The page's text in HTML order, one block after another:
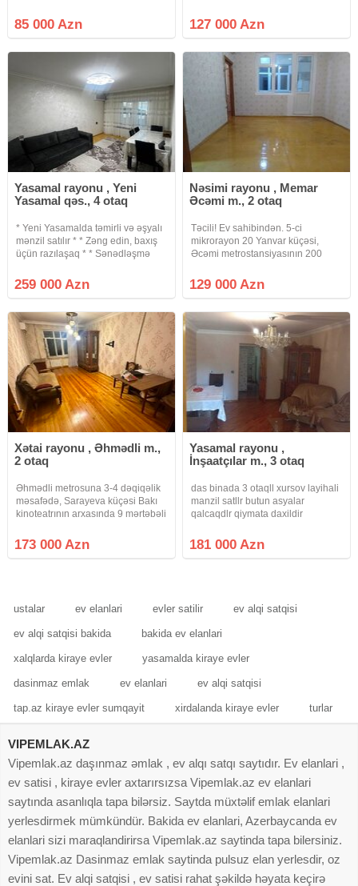
var.Dənizə çox yaxın məsafədə
yerləşir.Qarşısında avtobus
85 000 Azn
və şəffaf şəkildə aparılır * *
Binanın tipi : köhnə tikili (Xruşofka)
127 000 Azn
Yasamal rayonu , Yeni
Yasamal qəs., 4 otaq
* Yeni Yasamalda təmirli və əşyalı
mənzil satılır * * Zəng edin, baxış
üçün razılaşaq * * Sənədləşmə
şəkildə aparılır * * Binanın tipi :
köhnə tikili * Otaq Sayı : 4 otaqlı *
259 000 Azn
Nəsimi rayonu , Memar
Əcəmi m., 2 otaq
Təcili! Ev sahibindən. 5-ci
mikrorayon 20 Yanvar küçəsi,
Əcəmi metrostansiyasının 200
Residents" tərəfdə, piyada 3
dəqiqəlik, Fransız proyekti olan,
129 000 Azn
Xətai rayonu , Əhmədli m.,
2 otaq
Əhmədli metrosuna 3-4 dəqiqəlik
məsafədə, Sarayeva küçəsi Bakı
kinoteatrının arxasında 9 mərtəbəli
mərtəbəsində sahəsi 60 kv.m 2
otaqlı, 11 metrlik bağlı Eyvanı olan
173 000 Azn
Yasamal rayonu ,
İnşaatçılar m., 3 otaq
das binada 3 otaqll xursov layihali
manzil satllr butun asyalar
qalcaqdlr qiymata daxildir
xidmat haql 1% fayizdir
181 000 Azn
ustalar ev elanlari evler satilir ev alqi satqisi
ev alqi satqisi bakida bakida ev elanlari
xalqlarda kiraye evler yasamalda kiraye evler
dasinmaz emlak ev elanlari ev alqi satqisi
tap.az kiraye evler sumqayit xirdalanda kiraye evler turlar
VIPEMLAK.AZ
Vipemlak.az daşınmaz əmlak , ev alqı satqı saytıdır. Ev elanlari ,
ev satisi , kiraye evler axtarırsızsa Vipemlak.az ev elanlari
saytında asanlıqla tapa bilərsiz. Saytda müxtəlif emlak elanlari
yerlesdirmek mümkündür. Bakida ev elanlari, Azerbaycanda ev
elanlari sizi maraqlandirirsa Vipemlak.az saytinda tapa bilersiniz.
Vipemlak.az Dasinmaz emlak saytinda pulsuz elan yerlesdir, oz
evini sat. Ev alqi satqisi , ev satisi rahat şəkildə həyata keçirə